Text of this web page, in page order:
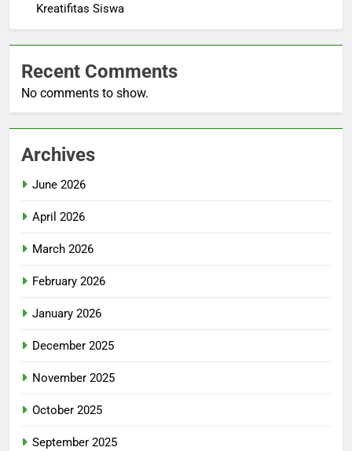
Kreatifitas Siswa
Recent Comments
No comments to show.
Archives
June 2026
April 2026
March 2026
February 2026
January 2026
December 2025
November 2025
October 2025
September 2025